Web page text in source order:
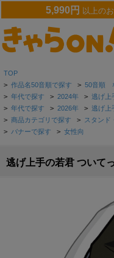
5,990円 以上の
TOP
> 作品名50音順で探す > 50音順
> 年代で探す > 2024年 > 逃げ上
> 年代で探す > 2026年 > 逃げ上
> 商品カテゴリで探す > スタンド
> バナーで探す > 女性向
逃げ上手の若君 ついて